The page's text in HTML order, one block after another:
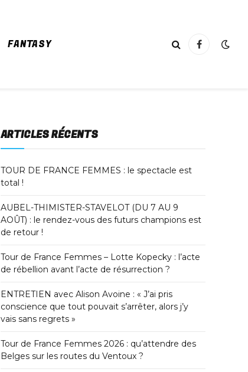
FANTASY Facebook
ARTICLES RÉCENTS
TOUR DE FRANCE FEMMES : le spectacle est
total !
AUBEL-THIMISTER-STAVELOT (DU 7 AU 9
AOÛT) : le rendez-vous des futurs champions est
de retour !
Tour de France Femmes – Lotte Kopecky : l’acte
de rébellion avant l’acte de résurrection ?
ENTRETIEN avec Alison Avoine : « J’ai pris
conscience que tout pouvait s’arrêter, alors j’y
vais sans regrets »
Tour de France Femmes 2026 : qu’attendre des
Belges sur les routes du Ventoux ?